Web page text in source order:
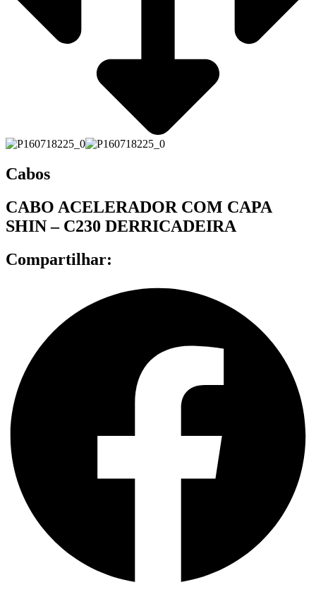
Cabos
CABO ACELERADOR COM CAPA
SHIN – C230 DERRICADEIRA
Compartilhar: